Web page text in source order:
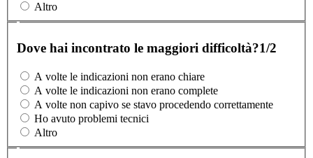
Altro
Dove hai incontrato le maggiori difficoltà?1/2
A volte le indicazioni non erano chiare
A volte le indicazioni non erano complete
A volte non capivo se stavo procedendo correttamente
Ho avuto problemi tecnici
Altro